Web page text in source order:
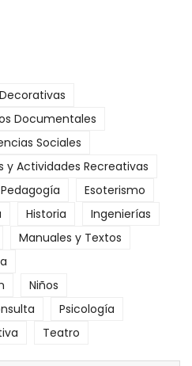
Documentales
Sociales
y Actividades Recreativas
Esoterismo
Historia
Ingenierías
Manuales y Textos
Niños
Psicología
Teatro